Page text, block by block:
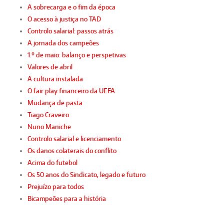
A sobrecarga e o fim da época
O acesso à justiça no TAD
Controlo salarial: passos atrás
A jornada dos campeões
1.º de maio: balanço e perspetivas
Valores de abril
A cultura instalada
O fair play financeiro da UEFA
Mudança de pasta
Tiago Craveiro
Nuno Maniche
Controlo salarial e licenciamento
Os danos colaterais do conflito
Acima do futebol
Os 50 anos do Sindicato, legado e futuro
Prejuízo para todos
Bicampeões para a história